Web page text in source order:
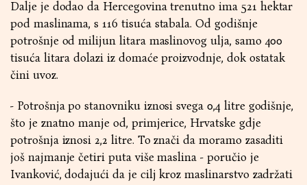
Dalje je dodao da Hercegovina trenutno ima 521 hektar
pod maslinama, s 116 tisuća stabala. Od godišnje
potrošnje od milijun litara maslinovog ulja, samo 400
tisuća litara dolazi iz domaće proizvodnje, dok ostatak
čini uvoz.
- Potrošnja po stanovniku iznosi svega 0,4 litre godišnje,
što je znatno manje od, primjerice, Hrvatske gdje
potrošnja iznosi 2,2 litre. To znači da moramo zasaditi
još najmanje četiri puta više maslina - poručio je
Ivanković, dodajući da je cilj kroz maslinarstvo zadržati